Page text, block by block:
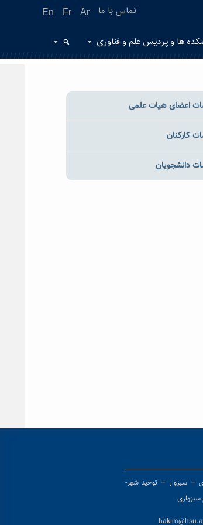
En Fr Ar تماس با ما
ها و پردیس علم و فناوری
اعضای هیات علمی
کارکنان
دانشجویان
– سبزوار – توحید شهر-